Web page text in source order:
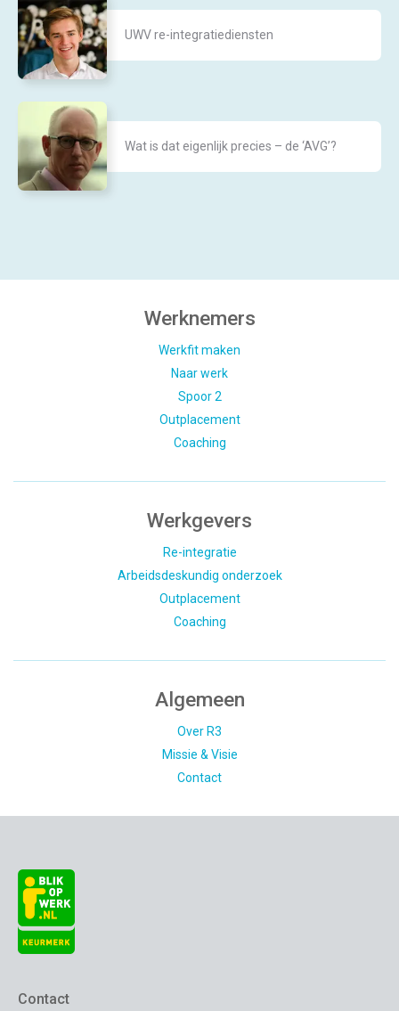
UWV re-integratiediensten
Wat is dat eigenlijk precies – de ‘AVG’?
Werknemers
Werkfit maken
Naar werk
Spoor 2
Outplacement
Coaching
Werkgevers
Re-integratie
Arbeidsdeskundig onderzoek
Outplacement
Coaching
Algemeen
Over R3
Missie & Visie
Contact
Contact